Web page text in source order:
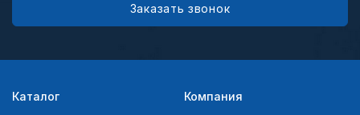
Заказать звонок
Каталог Компания